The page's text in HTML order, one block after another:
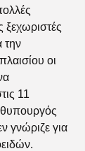
ξεχωριστές
την
οι
11
γνώριζε για